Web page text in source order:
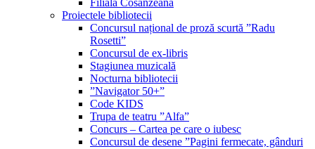
Proiectele bibliotecii
Concursul național de proză scurtă ”Radu
Rosetti”
Concursul de ex-libris
Stagiunea muzicală
Nocturna bibliotecii
”Navigator 50+”
Code KIDS
Trupa de teatru ”Alfa”
Concurs – Cartea pe care o iubesc
Concursul de desene ”Pagini fermecate, gânduri